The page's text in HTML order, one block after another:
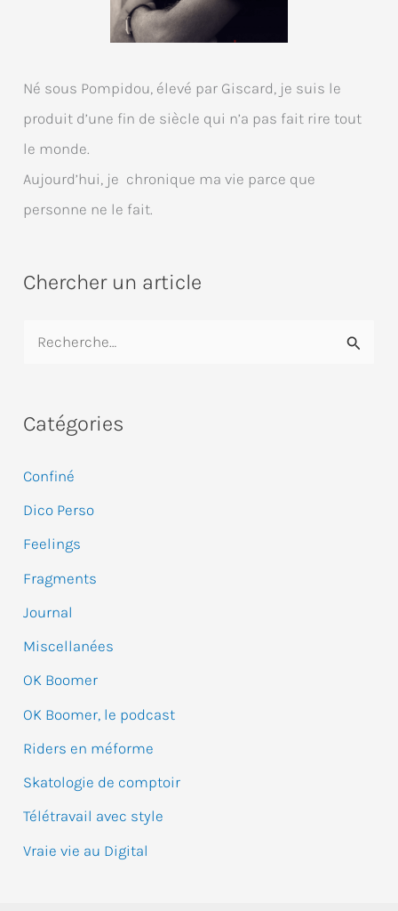
Né sous Pompidou, élevé par Giscard, je suis le
produit d’une fin de siècle qui n’a pas fait rire tout
le monde.
Aujourd’hui, je chronique ma vie parce que
personne ne le fait.
Chercher un article
h
r
c
h
e
r
Catégories
Confiné
Dico Perso
Feelings
Fragments
Journal
Miscellanées
OK Boomer
OK Boomer, le podcast
Riders en méforme
Skatologie de comptoir
Télétravail avec style
Vraie vie au Digital